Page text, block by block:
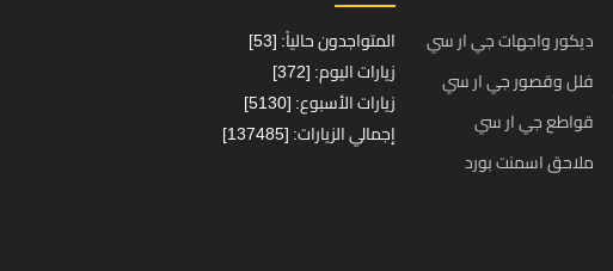
ديكور واجهات جي ار سي
فلل وقصور جي ار سي
قواطع جي ار سي
ملاحق اسمنت بورد
المتواجدون حالياً: [53]
زيارات اليوم: [372]
زيارات الأسبوع: [5130]
إجمالي الزيارات: [137485]